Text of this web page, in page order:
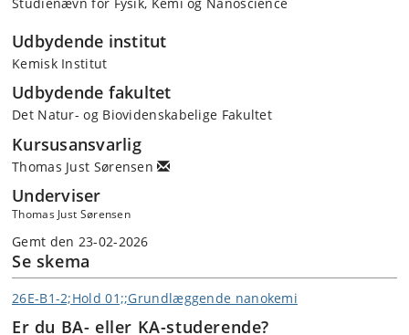
Udbydende institut
Kemisk Institut
Udbydende fakultet
Det Natur- og Biovidenskabelige Fakultet
Kursusansvarlig
Thomas Just Sørensen
Underviser
Thomas Just Sørensen
Gemt den 23-02-2026
Se skema
26E-B1-2;Hold 01;;Grundlæggende nanokemi
Er du BA- eller KA-studerende?